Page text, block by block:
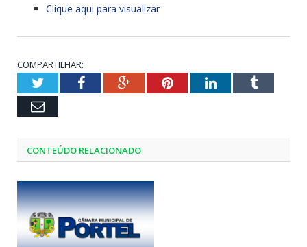
Clique aqui para visualizar
COMPARTILHAR:
TwitterFacebookGoogle+PinterestLinkedInTumblr
Email
CONTEÚDO RELACIONADO